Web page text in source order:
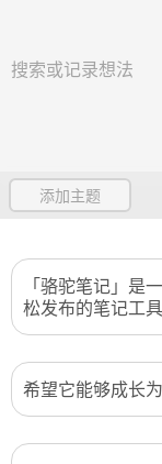
undefined
「骆驼笔记」是
松发布的笔记工具
希望它能够成长